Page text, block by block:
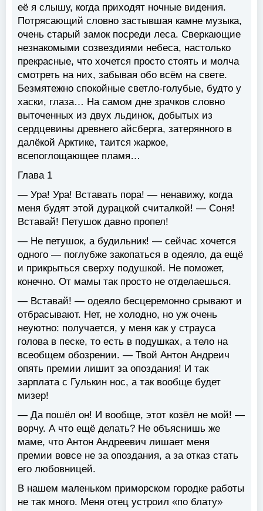
её я слышу, когда приходят ночные видения.
Потрясающий словно застывшая камне музыка,
очень старый замок посреди леса. Сверкающие
незнакомыми созвездиями небеса, настолько
прекрасные, что хочется просто стоять и молча
смотреть на них, забывая обо всём на свете.
Безмятежно спокойные светло-голубые, будто у
хаски, глаза… На самом дне зрачков словно
выточенных из двух льдинок, добытых из
сердцевины древнего айсберга, затерянного в
далёкой Арктике, таится жаркое,
всепоглощающее пламя…
Глава 1
— Ура! Ура! Вставать пора! — ненавижу, когда
меня будят этой дурацкой считалкой! — Соня!
Вставай! Петушок давно пропел!
— Не петушок, а будильник! — сейчас хочется
одного — поглубже закопаться в одеяло, да ещё
и прикрыться сверху подушкой. Не поможет,
конечно. От мамы так просто не отделаешься.
— Вставай! — одеяло бесцеремонно срывают и
отбрасывают. Нет, не холодно, но уж очень
неуютно: получается, у меня как у страуса
голова в песке, то есть в подушках, а тело на
всеобщем обозрении. — Твой Антон Андреич
опять премии лишит за опоздания! И так
зарплата с Гулькин нос, а так вообще будет
мизер!
— Да пошёл он! И вообще, этот козёл не мой! —
ворчу. А что ещё делать? Не объяснишь же
маме, что Антон Андреевич лишает меня
премии вовсе не за опоздания, а за отказ стать
его любовницей.
В нашем маленьком приморском городке работы
не так много. Меня отец устроил «по блату»